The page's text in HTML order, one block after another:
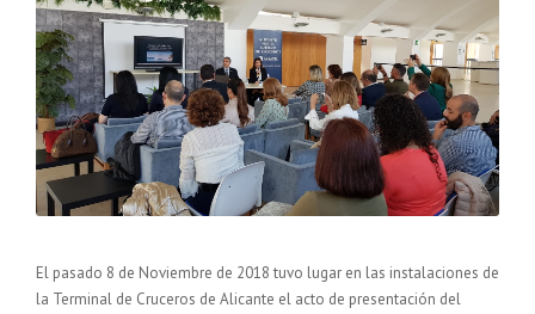
El pasado 8 de Noviembre de 2018 tuvo lugar en las instalaciones de
la Terminal de Cruceros de Alicante el acto de presentación del